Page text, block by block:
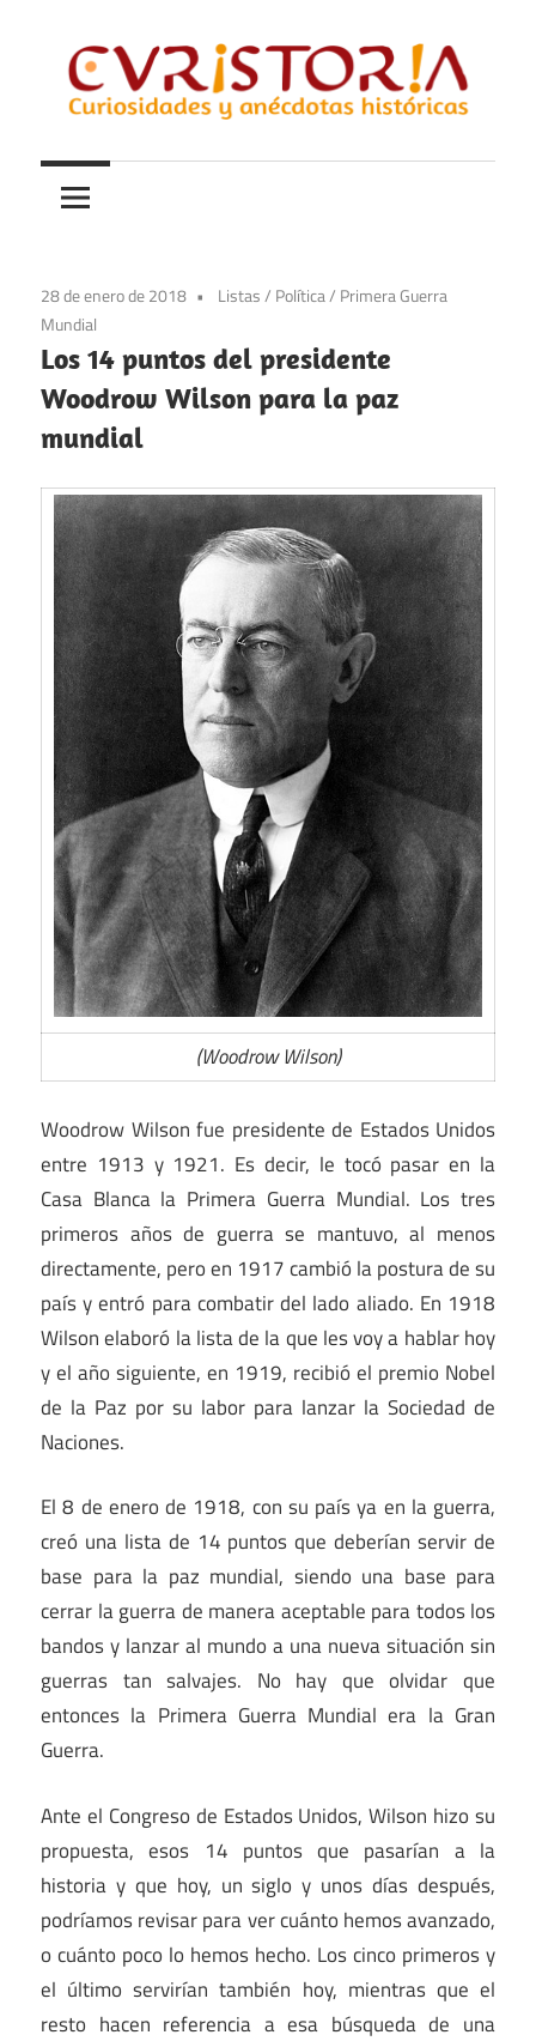
contenido
Curistoria
y
anécdotas
historia
28 de enero de 2018 Listas/ Política/ Primera Guerra
Mundial
Los 14 puntos del presidente
Woodrow Wilson para la paz
mundial
(Woodrow Wilson)
Woodrow Wilson fue presidente de Estados Unidos
entre 1913 y 1921. Es decir, le tocó pasar en la
Casa Blanca la Primera Guerra Mundial. Los tres
primeros años de guerra se mantuvo, al menos
directamente, pero en 1917 cambió la postura de su
país y entró para combatir del lado aliado. En 1918
Wilson elaboró la lista de la que les voy a hablar hoy
y el año siguiente, en 1919, recibió el premio Nobel
de la Paz por su labor para lanzar la Sociedad de
Naciones.
El 8 de enero de 1918, con su país ya en la guerra,
creó una lista de 14 puntos que deberían servir de
base para la paz mundial, siendo una base para
cerrar la guerra de manera aceptable para todos los
bandos y lanzar al mundo a una nueva situación sin
guerras tan salvajes. No hay que olvidar que
entonces la Primera Guerra Mundial era la Gran
Guerra.
Ante el Congreso de Estados Unidos, Wilson hizo su
propuesta, esos 14 puntos que pasarían a la
historia y que hoy, un siglo y unos días después,
podríamos revisar para ver cuánto hemos avanzado,
o cuánto poco lo hemos hecho. Los cinco primeros y
el último servirían también hoy, mientras que el
resto hacen referencia a esa búsqueda de una